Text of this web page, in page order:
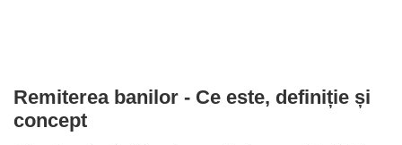
Remiterea banilor - Ce este, definiție și
concept